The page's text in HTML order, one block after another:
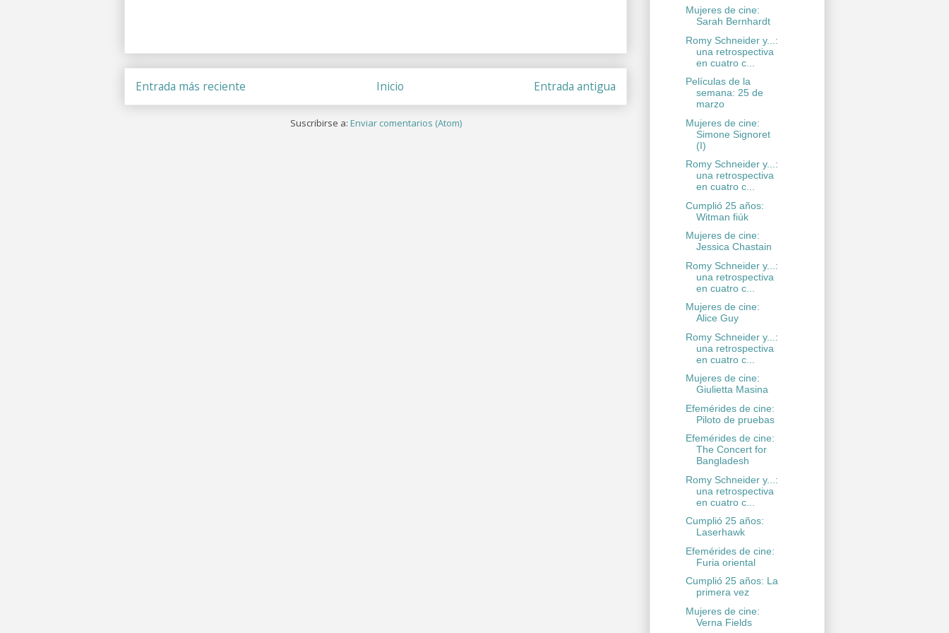
Entrada más reciente Entrada antigua
Inicio
Suscribirse a: Enviar comentarios (Atom)
Mujeres de cine:
Sarah Bernhardt
Romy Schneider y...:
una retrospectiva
en cuatro c...
Películas de la
semana: 25 de
marzo
Mujeres de cine:
Simone Signoret
(I)
Romy Schneider y...:
una retrospectiva
en cuatro c...
Cumplió 25 años:
Witman fiúk
Mujeres de cine:
Jessica Chastain
Romy Schneider y...:
una retrospectiva
en cuatro c...
Mujeres de cine:
Alice Guy
Romy Schneider y...:
una retrospectiva
en cuatro c...
Mujeres de cine:
Giulietta Masina
Efemérides de cine:
Piloto de pruebas
Efemérides de cine:
The Concert for
Bangladesh
Romy Schneider y...:
una retrospectiva
en cuatro c...
Cumplió 25 años:
Laserhawk
Efemérides de cine:
Furia oriental
Cumplió 25 años: La
primera vez
Mujeres de cine:
Verna Fields